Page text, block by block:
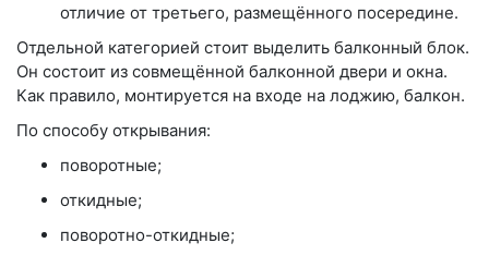
отличие от третьего, размещённого посередине.
Отдельной категорией стоит выделить балконный блок.
Он состоит из совмещённой балконной двери и окна.
Как правило, монтируется на входе на лоджию, балкон.
По способу открывания:
поворотные;
откидные;
поворотно-откидные;